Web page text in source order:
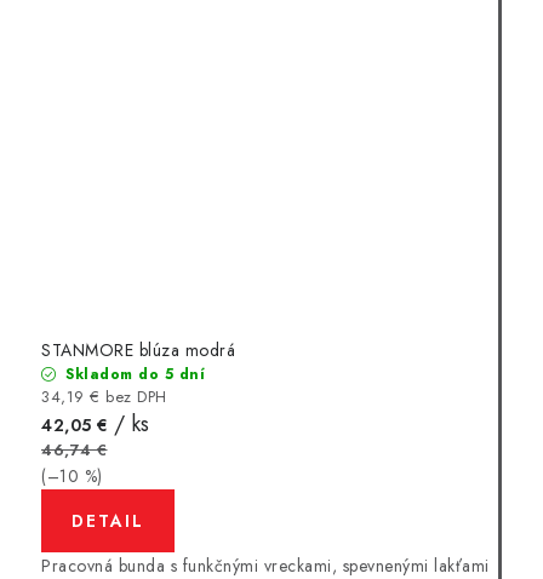
STANMORE blúza modrá
Skladom do 5 dní
34,19 € bez DPH
42,05 € / ks
46,74 €
(–10 %)
DETAIL
Pracovná bunda s funkčnými vreckami, spevnenými lakťami